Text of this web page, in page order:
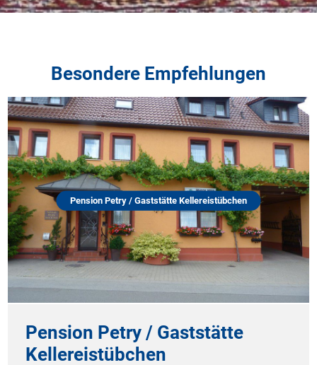
Besondere Empfehlungen
Pension Petry / Gaststätte Kellereistübchen
Pension Petry / Gaststätte
Kellereistübchen